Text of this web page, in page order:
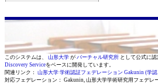
このシステムは、 山形大学 が バーチャル研究所 として公式に認
Discovery Serviceをベースに開発しています。
関連リンク： 山形大学 学術認証フェデレーション Gakunin (学認
対応フェデレーション： Gakunin, 山形大学学術研究用フェデレ